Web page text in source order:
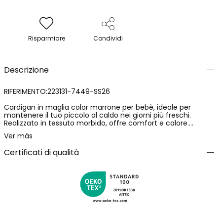
Risparmiare Condividi
Descrizione
RIFERIMENTO:223131-7449-SS26
Cardigan in maglia color marrone per bebè, ideale per
mantenere il tuo piccolo al caldo nei giorni più freschi.
Realizzato in tessuto morbido, offre comfort e calore.
Presenta un design classico con cappuccio, bottoni frontali e
tasche, evidenziando la sua funzionalità. Disponibile in taglie
da 1 mese a 24 mesi, si adatta alla crescita del tuo bebè.
Perfetto da abbinare con pantaloni e magliette in toni neutri,
Ver más
Certificati di qualità